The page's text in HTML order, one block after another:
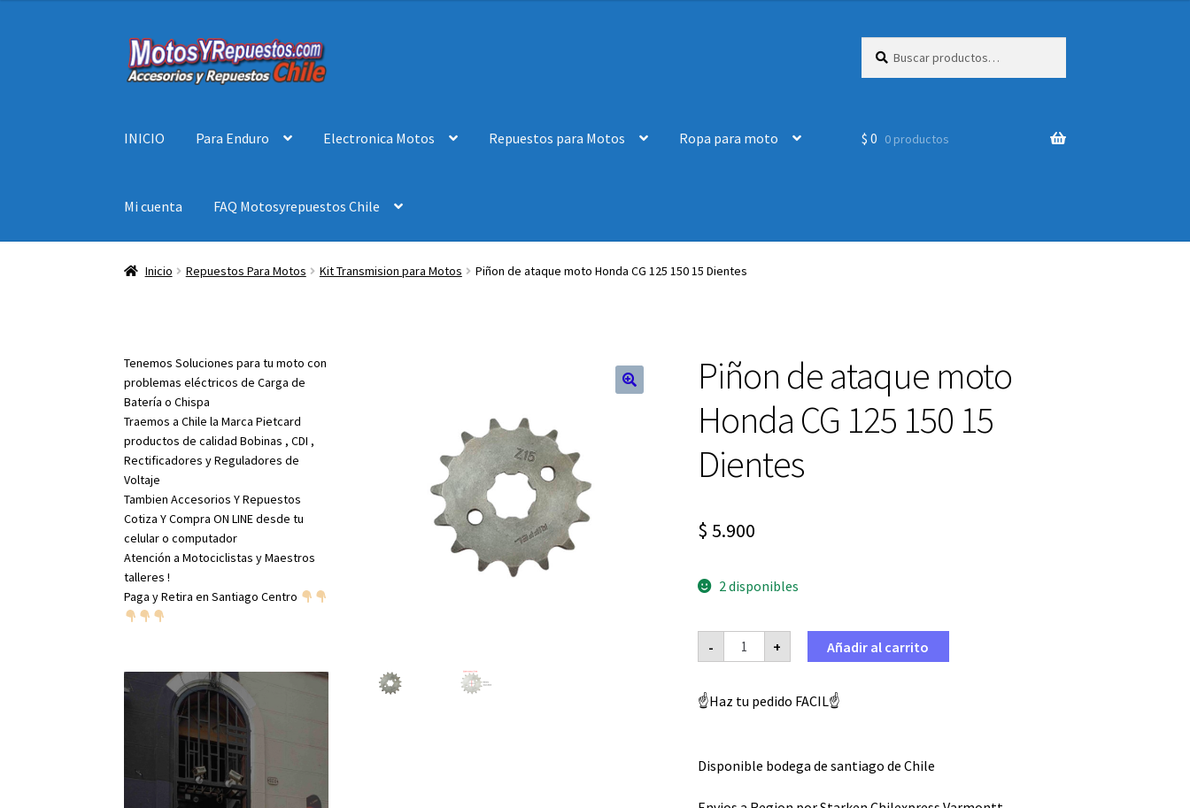
Ir
a
Ir
al
por:
INICIO Para Enduro Electronica Motos Repuestos para Motos Ropa para moto
Mi cuenta FAQ Motosyrepuestos Chile
$ 0 0 productos
Inicio Repuestos Para Motos Kit Transmision para Motos Piñon de ataque moto Honda CG 125 150 15 Dientes
Piñon de ataque moto
Honda CG 125 150 15
Dientes
$ 5.900
2 disponibles
-
Piñon
ataque
Honda
CG
Dientes
+ Añadir al carrito
☝️Haz tu pedido FACIL☝️
Disponible bodega de santiago de Chile
Tenemos Soluciones para tu moto con
problemas eléctricos de Carga de
Batería o Chispa
Traemos a Chile la Marca Pietcard
productos de calidad Bobinas , CDI ,
Rectificadores y Reguladores de
Voltaje
Tambien Accesorios Y Repuestos
Cotiza Y Compra ON LINE desde tu
celular o computador
Atención a Motociclistas y Maestros
talleres !
Paga y Retira en Santiago Centro